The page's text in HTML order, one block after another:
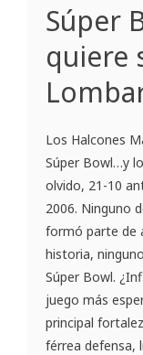
Súper
quiere
Los Halcones
Súper Bowl…y
olvido, 21-10
2006. Ninguno
formó parte de
historia,
Súper Bowl.
juego más
principal
férrea defensa,